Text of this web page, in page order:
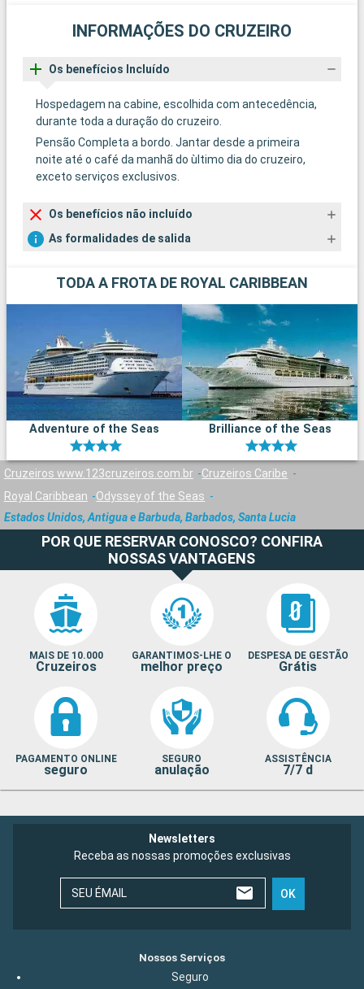
INFORMAÇÕES DO CRUZEIRO
Os benefícios Incluído
Hospedagem na cabine, escolhida com antecedência,
durante toda a duração do cruzeiro.
Pensão Completa a bordo. Jantar desde a primeira
noite até o café da manhã do ùltimo dia do cruzeiro,
exceto serviços exclusivos.
Os benefícios não incluído
As formalidades de salida
TODA A FROTA DE ROYAL CARIBBEAN
Adventure of the Seas Brilliance of the Seas
Cruzeiros www.123cruzeiros.com.br
Cruzeiros Caribe
Royal Caribbean
Odyssey of the Seas
Estados Unidos, Antigua e Barbuda, Barbados, Santa Lucia
POR QUE RESERVAR CONOSCO? CONFIRA
NOSSAS VANTAGENS
MAIS DE 10.000
Cruzeiros
GARANTIMOS-LHE O
melhor preço
DESPESA DE GESTÃO
Grátis
PAGAMENTO ONLINE
seguro
SEGURO
anulação
ASSISTÊNCIA
7/7 d
Newsletters
Receba as nossas promoções exclusivas
SEU ÉMAIL OK
Nossos Serviços
Seguro